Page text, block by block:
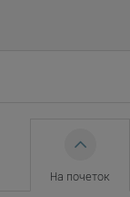
На почеток